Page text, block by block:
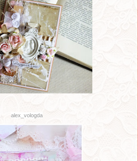
alex_vologda